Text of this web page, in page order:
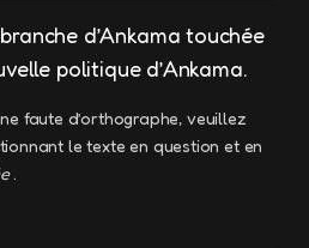
d’Ankama touchée
politique d’Ankama.
faute d’orthographe, veuillez
le texte en question et en
.